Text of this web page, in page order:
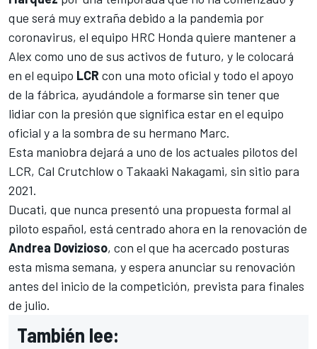
que será muy extraña debido a la pandemia por
coronavirus, el equipo HRC Honda quiere mantener a
Alex como uno de sus activos de futuro, y le colocará
en el equipo LCR con una moto oficial y todo el apoyo
de la fábrica, ayudándole a formarse sin tener que
lidiar con la presión que significa estar en el equipo
oficial y a la sombra de su hermano Marc.
Esta maniobra dejará a uno de los actuales pilotos del
LCR, Cal Crutchlow o Takaaki Nakagami, sin sitio para
2021.
Ducati, que nunca presentó una propuesta formal al
piloto español, está centrado ahora en la renovación de
Andrea Dovizioso, con el que ha acercado posturas
esta misma semana, y espera anunciar su renovación
antes del inicio de la competición, prevista para finales
de julio.
También lee: